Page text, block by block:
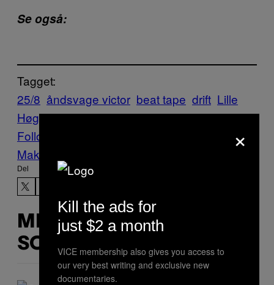
Se også:
Tagget:
25/8 åndsvage victor beat tape drift Lille
Høg Music Noisey Ny Musik Soundscapes
Follow Us On Discover
Make Us Preferred In Top Stories
Del
MERE
SOM DETTE
×
Kill the ads for
just $2 a month
VICE membership also gives you access to
our very best writing and exclusive new
documentaries.